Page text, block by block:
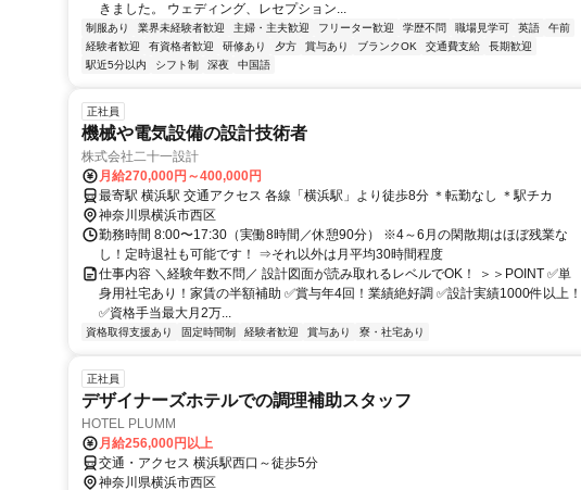
きました。 ウェディング、レセプション...
制服あり 業界未経験者歓迎 主婦・主夫歓迎 フリーター歓迎 学歴不問 職場見学可 英語
午前
経験者歓迎
有資格者歓迎 研修あり 夕方 賞与あり ブランクOK 交通費支給
長期歓迎
駅近5分以内
シフト制 深夜 中国語
正社員
機械や電気設備の設計技術者
株式会社二十一設計
月給270,000円～400,000円
最寄駅 横浜駅 交通アクセス 各線「横浜駅」より徒歩8分 ＊転勤なし ＊駅チカ
神奈川県横浜市西区
勤務時間 8:00〜17:30（実働8時間／休憩90分） ※4～6月の閑散期はほぼ残業な
し！定時退社も可能です！ ⇒それ以外は月平均30時間程度
仕事内容 ＼経験年数不問／ 設計図面が読み取れるレベルでOK！ ＞＞POINT ✅単
身用社宅あり！家賃の半額補助 ✅賞与年4回！業績絶好調 ✅設計実績1000件以上！
✅資格手当最大月2万...
資格取得支援あり 固定時間制 経験者歓迎 賞与あり 寮・社宅あり
正社員
デザイナーズホテルでの調理補助スタッフ
HOTEL PLUMM
月給256,000円以上
交通・アクセス 横浜駅西口～徒歩5分
神奈川県横浜市西区